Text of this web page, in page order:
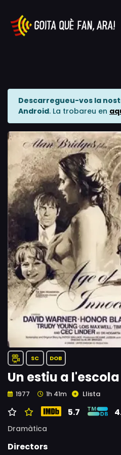
Descarregueu-vos la
Android. La trobareu en
SC DOB
Un estiu a l'escola
1977 1h 41m Llista
5.7
Dramàtica
Directors